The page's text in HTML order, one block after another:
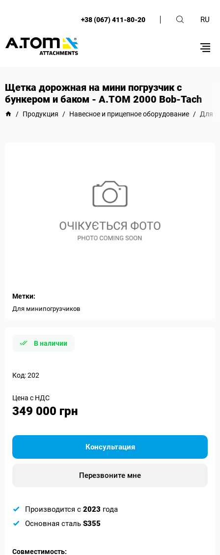
+38 (067) 411-80-20 RU
Щетка дорожная на мини погрузчик с
бункером и баком - А.ТОМ 2000 Bob-Tach
/ Продукция / Навесное и прицепное оборудование / Для
Метки:
Для минипогрузчиков
В наличии
Код: 202
Цена с НДС
349 000 грн
Консультация
Перезвоните мне
Производится с 2023 года
Основная сталь S355
Совместимость: